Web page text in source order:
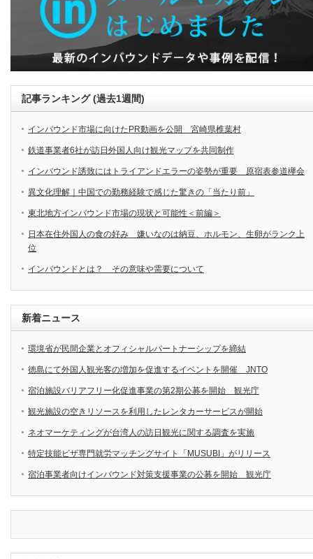
記事ランキング (過去1週間)
インバウンド市場に向けたPR動画を公開 宮崎県椎葉村
鉄道事業者6社が訪日外国人向け観光マップを共同制作
インバウンド誘致にはトライアンドエラーの姿勢が重要 原宿表参道欅会
異文化理解｜中国での勤務経験で感じた驚きの「当たり前」
東北地方インバウンド市場の現状と可能性＜前編＞
日本在住外国人の食の好み 嫌いなのは納豆、ホルモン、生卵がランク上
位
インバウンドとは？ その意味や需要について
新着ニュース
環境省が民間企業とオフィシャルパートナーシップを締結
徳島にて外国人観光客の増加を促進するイベントを開催 JNTO
宿泊施設バリアフリー化促進事業の第2期公募を開始 観光庁
観光施設の空きリソースを利用したレンタカーサービスが開始
ネオマーケティングが台湾人の訪日観光に関する調査を実施
特定技能ビザ専門就労マッチングサイト「MUSUBI」がリリース
宿泊事業者向けインバウンド対策支援事業の公募を開始 観光庁